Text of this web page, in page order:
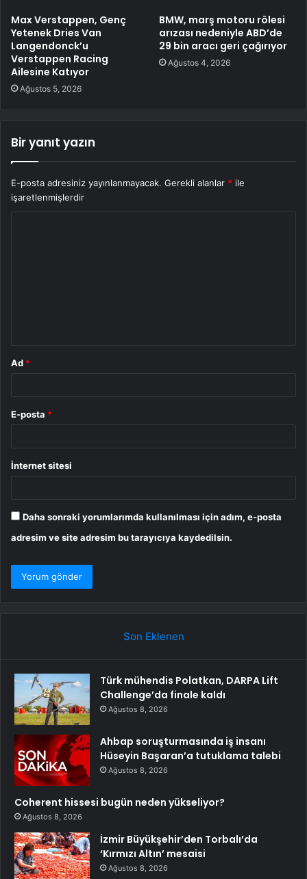
Max Verstappen, Genç
Yetenek Dries Van
Langendonck’u
Verstappen Racing
Ailesine Katıyor
Ağustos 5, 2026
BMW, marş motoru rölesi
arızası nedeniyle ABD’de
29 bin aracı geri çağırıyor
Ağustos 4, 2026
Bir yanıt yazın
E-posta adresiniz yayınlanmayacak. Gerekli alanlar * ile
işaretlenmişlerdir
Ad *
E-posta *
İnternet sitesi
Daha sonraki yorumlarımda kullanılması için adım, e-posta
adresim ve site adresim bu tarayıcıya kaydedilsin.
Son Eklenen
Türk mühendis Polatkan, DARPA Lift
Challenge’da finale kaldı
Ağustos 8, 2026
Ahbap soruşturmasında iş insanı
Hüseyin Başaran’a tutuklama talebi
Ağustos 8, 2026
Coherent hissesi bugün neden yükseliyor?
Ağustos 8, 2026
İzmir Büyükşehir’den Torbalı’da
‘Kırmızı Altın’ mesaisi
Ağustos 8, 2026